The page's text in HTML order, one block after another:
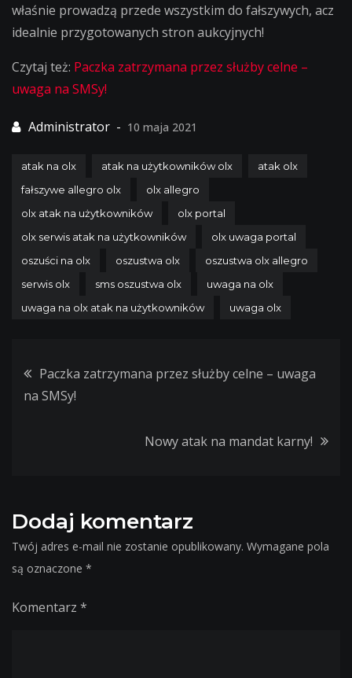
właśnie prowadzą przede wszystkim do fałszywych, acz
idealnie przygotowanych stron aukcyjnych!
Czytaj też: Paczka zatrzymana przez służby celne –
uwaga na SMSy!
10 maja 2021
atak na olx atak na użytkowników olx
atak olx
fałszywe allegro olx
olx allegro
olx atak na użytkowników
olx portal
olx serwis atak na użytkowników
olx uwaga portal
oszuści na olx
oszustwa olx
oszustwa olx allegro
serwis olx
sms oszustwa olx
uwaga na olx
uwaga na olx atak na użytkowników
uwaga olx
Nawigacja
Paczka zatrzymana przez służby celne – uwaga
na SMSy!
Nowy atak na mandat karny!
Dodaj komentarz
Twój adres e-mail nie zostanie opublikowany. Wymagane pola
są oznaczone *
Komentarz *